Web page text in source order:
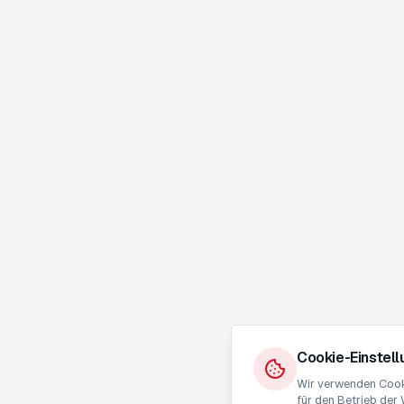
Cookie-
Wir verwenden
für den Betrieb der